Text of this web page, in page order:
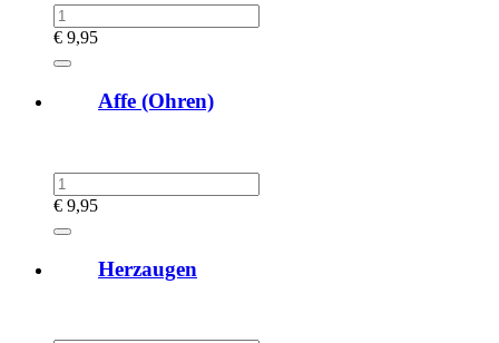
€ 9,95
Affe (Ohren)
€ 9,95
Herzaugen